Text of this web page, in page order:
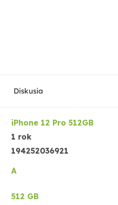
Diskusia
iPhone 12 Pro 512GB
1 rok
194252036921
A
512 GB